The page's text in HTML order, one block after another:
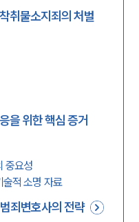
취물소지죄의 처벌
을 위한 핵심 증거
중요성
술적 소명 자료
죄변호사의 전략